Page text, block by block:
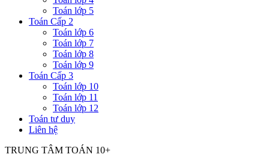
Toán lớp 5
Toán Cấp 2
Toán lớp 6
Toán lớp 7
Toán lớp 8
Toán lớp 9
Toán Cấp 3
Toán lớp 10
Toán lớp 11
Toán lớp 12
Toán tư duy
Liên hệ
TRUNG TÂM TOÁN 10+